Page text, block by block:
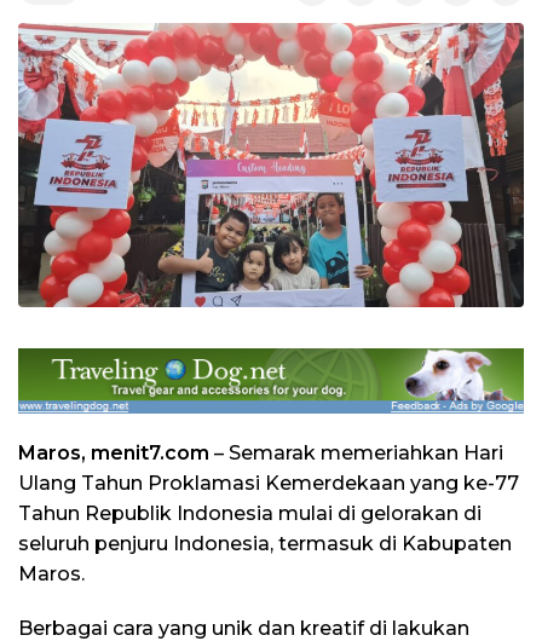
Maros, menit7.com – Semarak memeriahkan Hari
Ulang Tahun Proklamasi Kemerdekaan yang ke-77
Tahun Republik Indonesia mulai di gelorakan di
seluruh penjuru Indonesia, termasuk di Kabupaten
Maros.
Berbagai cara yang unik dan kreatif di lakukan